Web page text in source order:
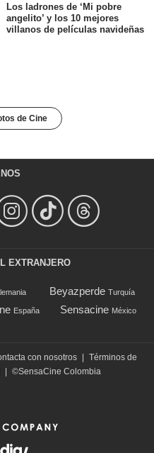
Los ladrones de ‘Mi pobre
angelito’ y los 10 mejores
villanos de películas navideñas
de Cine
EXTRANJERO
Beyazperde Turquía
España Sensacine México
con nosotros
Términos de
©SensaCine Colombia